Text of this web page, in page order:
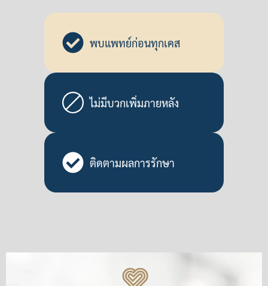
พบแพทย์ก่อนทุกเคส
ไม่มีบวกเพิ่มภายหลัง
ติดตามผลการรักษา